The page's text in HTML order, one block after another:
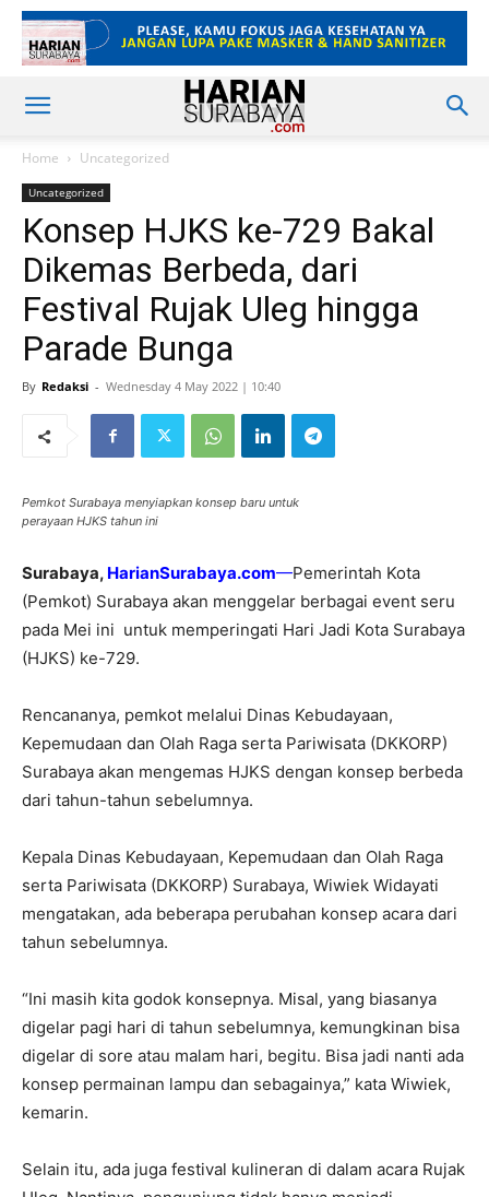
Home Uncategorized
Uncategorized
Konsep HJKS ke-729 Bakal
Dikemas Berbeda, dari
Festival Rujak Uleg hingga
Parade Bunga
By Redaksi - Wednesday 4 May 2022 | 10:40
Pemkot Surabaya menyiapkan konsep baru untuk
perayaan HJKS tahun ini
Surabaya, HarianSurabaya.com—Pemerintah Kota
(Pemkot) Surabaya akan menggelar berbagai event seru
pada Mei ini untuk memperingati Hari Jadi Kota Surabaya
(HJKS) ke-729.
Rencananya, pemkot melalui Dinas Kebudayaan,
Kepemudaan dan Olah Raga serta Pariwisata (DKKORP)
Surabaya akan mengemas HJKS dengan konsep berbeda
dari tahun-tahun sebelumnya.
Kepala Dinas Kebudayaan, Kepemudaan dan Olah Raga
serta Pariwisata (DKKORP) Surabaya, Wiwiek Widayati
mengatakan, ada beberapa perubahan konsep acara dari
tahun sebelumnya.
“Ini masih kita godok konsepnya. Misal, yang biasanya
digelar pagi hari di tahun sebelumnya, kemungkinan bisa
digelar di sore atau malam hari, begitu. Bisa jadi nanti ada
konsep permainan lampu dan sebagainya,” kata Wiwiek,
kemarin.
Selain itu, ada juga festival kulineran di dalam acara Rujak